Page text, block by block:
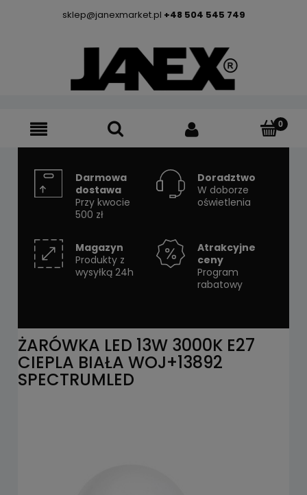
sklep@janexmarket.pl +48 504 545 749
Darmowa
dostawa
Przy kwocie
500 zł
Doradztwo
W doborze
oświetlenia
Magazyn
Produkty z
wysyłką 24h
Atrakcyjne
ceny
Program
rabatowy
ŻARÓWKA LED 13W 3000K E27
CIEPLA BIAŁA WOJ+13892
SPECTRUMLED